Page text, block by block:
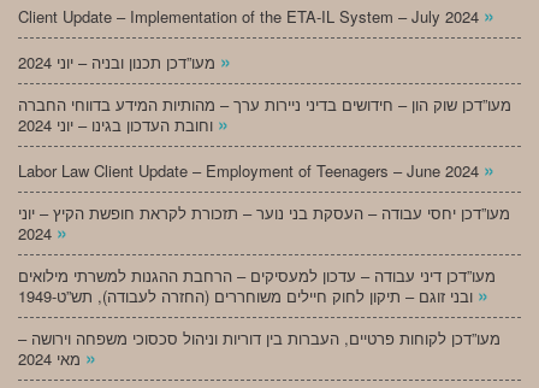
Client Update – Implementation of the ETA-IL System – July 2024 »
»
מעו”דכן שוק הון – חידושים בדיני ניירות ערך – מהותיות המידע בדווחי החברה
»
Labor Law Client Update – Employment of Teenagers – June 2024 »
מעו”דכן יחסי עבודה – העסקת בני נוער – תזכורת לקראת חופשת הקיץ – יוני
»
מעו”דכן דיני עבודה – עדכון למעסיקים – הרחבת ההגנות למשרתי מילואים
»
מעו”דכן לקוחות פרטיים, העברות בין דוריות וניהול סכסוכי משפחה וירושה –
»